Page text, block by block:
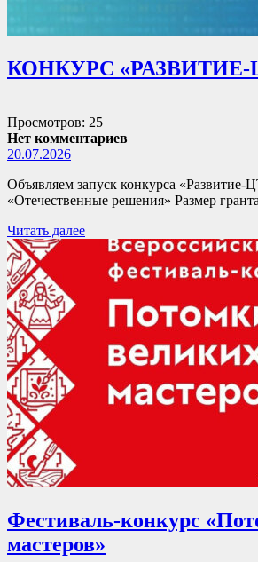
КОНКУРС «РАЗВИТИЕ-
Просмотров: 25
Нет комментариев
20.07.2026
Объявляем запуск конкурса
«Отечественные решения» Размер
Читать далее
Фестиваль-конкурс
мастеров»